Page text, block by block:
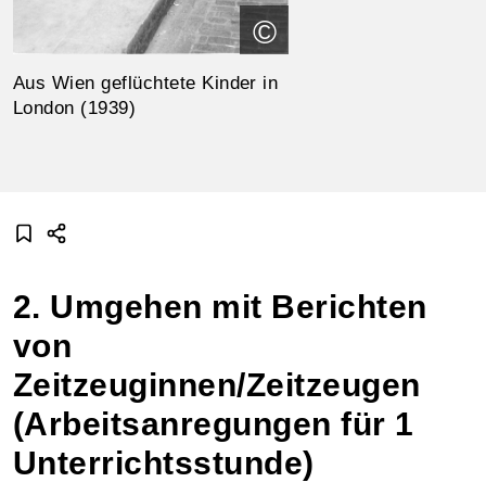
©
Aus Wien geflüchtete Kinder in
London (1939)
2. Umgehen mit Berichten
von
Zeitzeuginnen/Zeitzeugen
(Arbeitsanregungen für 1
Unterrichtsstunde)